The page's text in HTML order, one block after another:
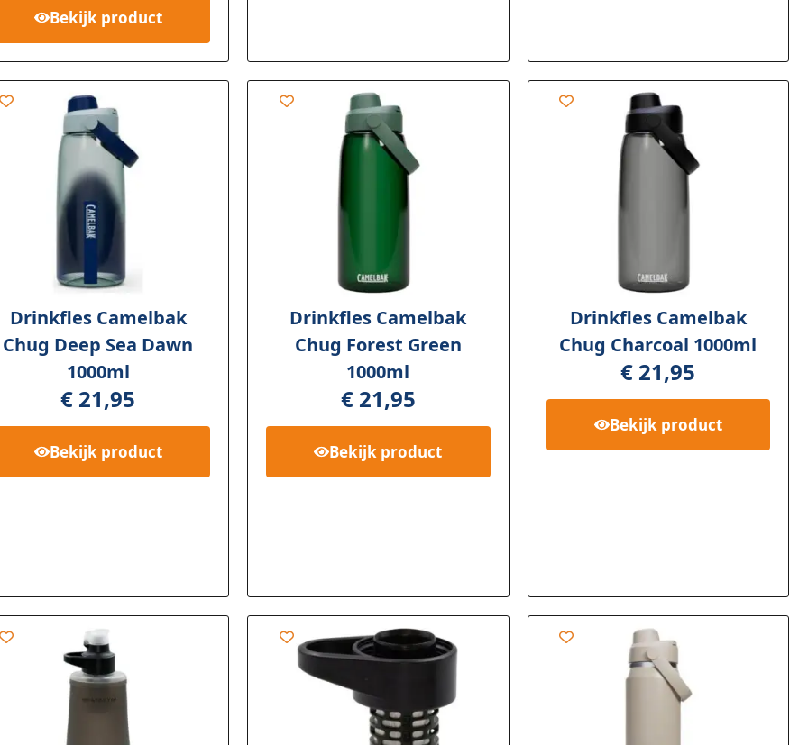
Bekijk product
Drinkfles Camelbak
Chug Deep Sea Dawn
1000ml
€ 21,95
Bekijk product
Drinkfles Camelbak
Chug Forest Green
1000ml
€21,95
Bekijk product
Drinkfles Camelbak
Chug Charcoal 1000ml
€ 21,95
Bekijk product